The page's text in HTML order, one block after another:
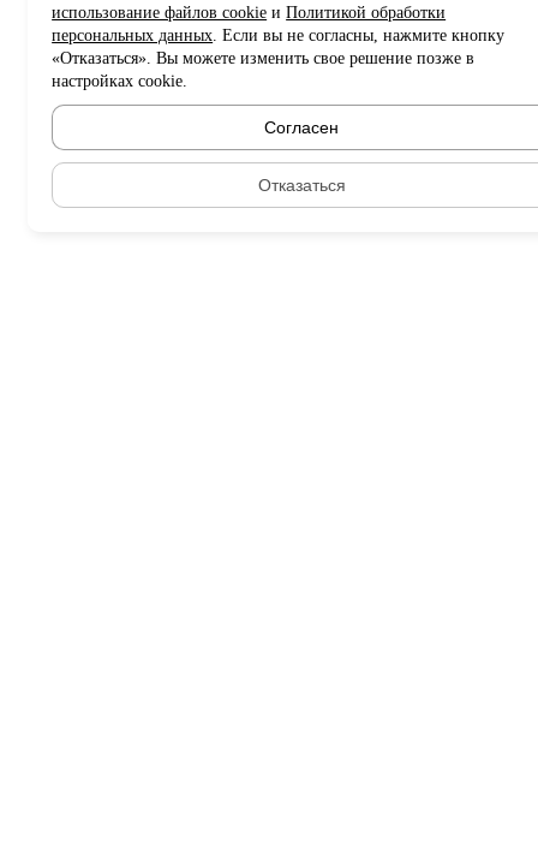
использование файлов cookie иПолитикой обработки
персональных данных. Если вы не согласны, нажмите кнопку
«Отказаться». Вы можете изменить свое решение позже в
настройках cookie.
Согласен
Отказаться